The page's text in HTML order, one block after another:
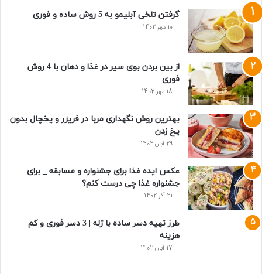
گرفتن تلخی آبلیمو به 5 روش ساده و فوری
10 مهر 1402
از بین بردن بوی سیر در غذا و دهان با 4 روش
فوری
18 مهر 1402
بهترین روش نگهداری مربا در فریزر و یخچال بدون
یخ زدن
29 آبان 1402
عکس ایده غذا برای جشنواره و مسابقه _ برای
جشنواره غذا چی درست کنم؟
21 آذر 1402
طرز تهیه دسر ساده با ژله | 3 دسر فوری و کم
هزینه
17 آبان 1402